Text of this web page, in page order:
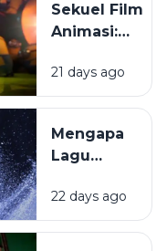
Beragam
Teknik di
Animasi
Sekuel Film
Animasi:
Penonton
Selalu
21 days ago
Mengapa
Lagu
Film
Animasi
22 days ago